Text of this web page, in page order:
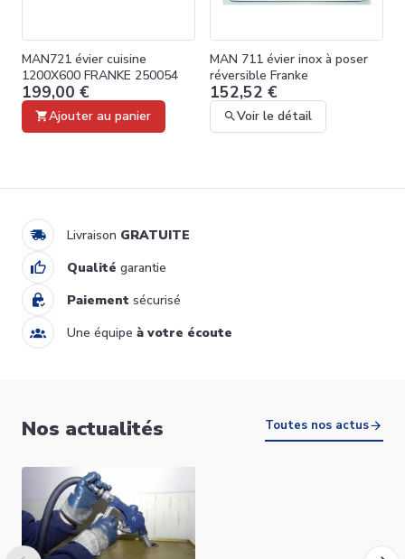
MAN721 évier cuisine
1200X600 FRANKE 250054
199,00 €
Ajouter au panier
MAN 711 évier inox à poser
réversible Franke
152,52 €
Voir le détail
Livraison GRATUITE
Qualité garantie
Paiement sécurisé
Une équipe à votre écoute
Nos actualités Toutes nos actus